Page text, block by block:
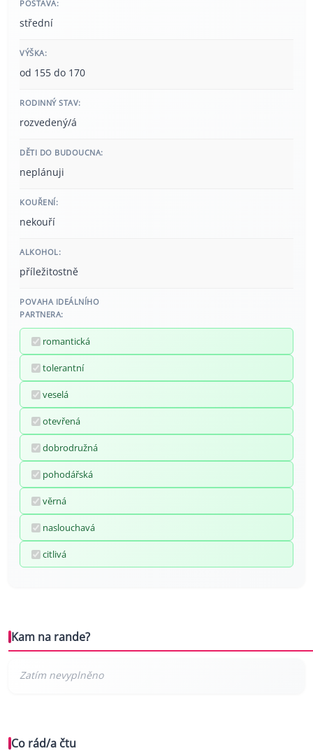
POSTAVA:
střední
VÝŠKA:
od 155 do 170
RODINNÝ STAV:
rozvedený/á
DĚTI DO BUDOUCNA:
neplánuji
KOUŘENÍ:
nekouří
ALKOHOL:
příležitostně
POVAHA IDEÁLNÍHO
PARTNERA:
romantická
tolerantní
veselá
otevřená
dobrodružná
pohodářská
věrná
naslouchavá
citlivá
Kam na rande?
Co rád/a čtu